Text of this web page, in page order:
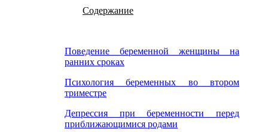
Содержание
Поведение беременной женщины на
ранних сроках
Психология беременных во втором
триместре
Депрессия при беременности перед
приближающимися родами